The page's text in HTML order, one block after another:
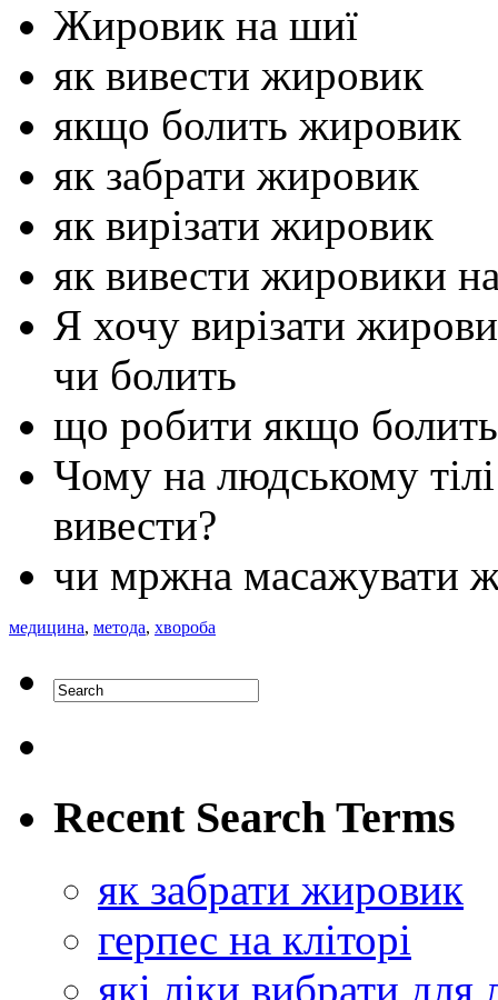
Жировик на шиї
як вивести жировик
якщо болить жировик
як забрати жировик
як вирізати жировик
як вивести жировики на
Я хочу вирізати
чи болить
що робити якщо
Чому на людському
вивести?
чи мржна масажувати
медицина, метода, хвороба
Recent Search Terms
як забрати жировик
герпес на кліторі
які ліки вибрати